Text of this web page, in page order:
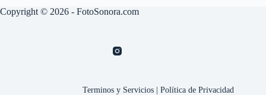
Copyright © 2026 - FotoSonora.com
Terminos y Servicios |Política de Privacidad